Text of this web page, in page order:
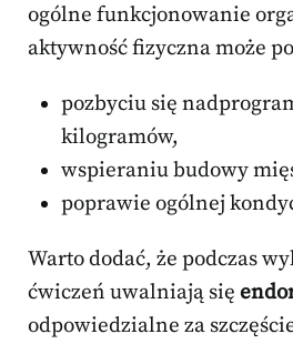
ogólne funkcjonowanie
aktywność fizyczna może
pozbyciu się
kilogramów,
wspieraniu budowy
poprawie ogólnej
Warto dodać, że podczas
ćwiczeń uwalniają się
odpowiedzialne za